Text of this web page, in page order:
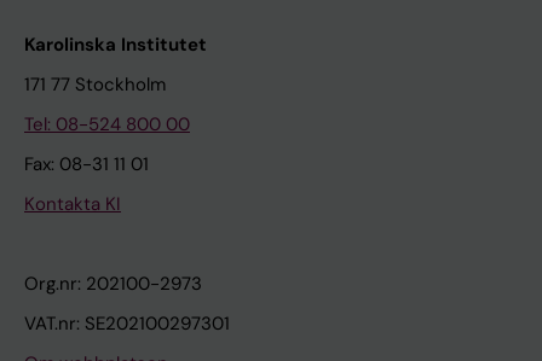
Karolinska Institutet
171 77 Stockholm
Tel: 08-524 800 00
Fax: 08-31 11 01
Kontakta KI
Org.nr: 202100-2973
VAT.nr: SE202100297301